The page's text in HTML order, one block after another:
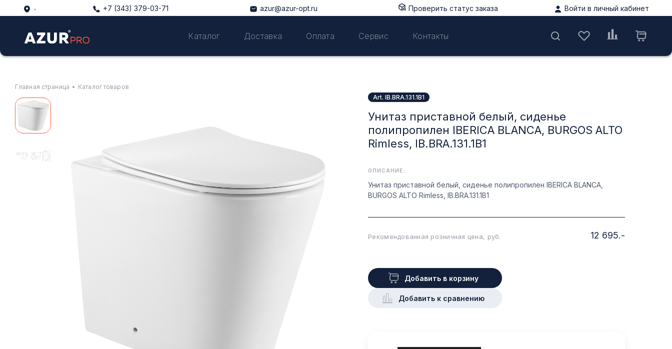
+7 (343) 379-03-71 azur@azur-opt.ru Проверить статус заказа Войти в личный кабинет
Каталог Доставка Оплата Сервис Контакты
Главная страница • Каталог товаров
Art. IB.BRA.131.1B1
Унитаз приставной белый, сиденье
полипропилен IBERICA BLANCA, BURGOS ALTO
Rimless, IB.BRA.131.1B1
ОПИСАНИЕ:
Унитаз приставной белый, сиденье полипропилен IBERICA BLANCA,
BURGOS ALTO Rimless, IB.BRA.131.1B1
Рекомендованная розничная цена, руб. 12 695.-
Добавить в корзину
Добавить к сравнению